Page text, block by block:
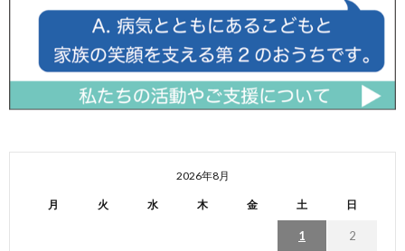
2026年8月
月 火 水 木 金 土 日
1 2